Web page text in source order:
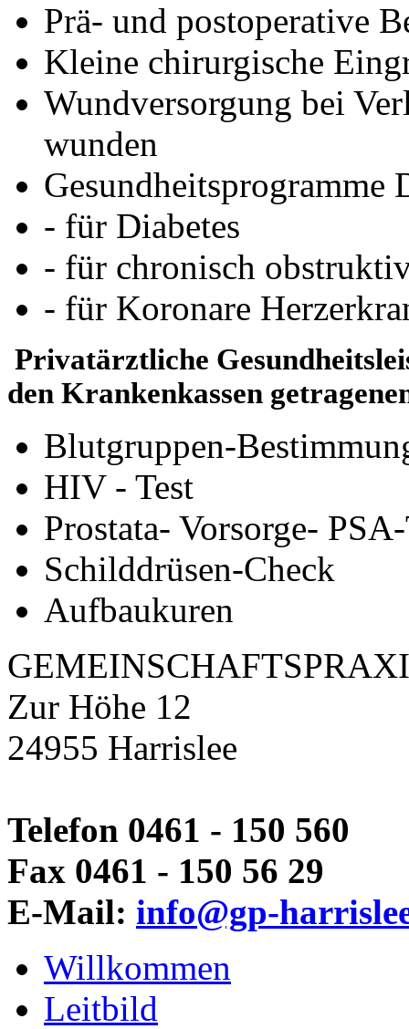
Prä- und postoperative
Kleine chirurgische
Wundversorgung bei
wunden
- für Diabetes
- für chronisch
- für Koronare
Privatärztliche
den Krankenkassen
Blutgruppen-
HIV - Test
Prostata- Vorsorge-
Schilddrüsen-Check
Aufbaukuren
Zur Höhe 12
24955 Harrislee
Telefon 0461 - 150 560
Fax 0461 - 150 56 29
E-Mail: info@gp-
Willkommen
Leitbild